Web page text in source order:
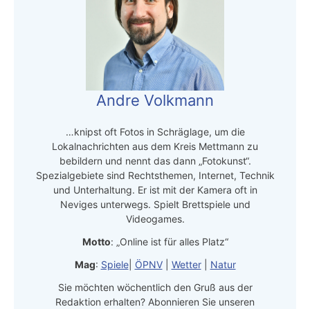
Andre Volkmann
…knipst oft Fotos in Schräglage, um die
Lokalnachrichten aus dem Kreis Mettmann zu
bebildern und nennt das dann „Fotokunst“.
Spezialgebiete sind Rechtsthemen, Internet, Technik
und Unterhaltung. Er ist mit der Kamera oft in
Neviges unterwegs. Spielt Brettspiele und
Videogames.
Motto: „Online ist für alles Platz“
Mag: Spiele| ÖPNV| Wetter| Natur
Sie möchten wöchentlich den Gruß aus der
Redaktion erhalten? Abonnieren Sie unseren